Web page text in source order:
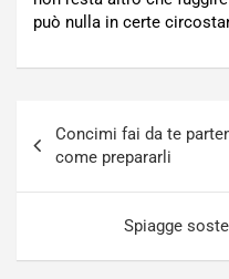
può nulla in certe
articoli
Concimi fai da te
come prepararli
Spiagge